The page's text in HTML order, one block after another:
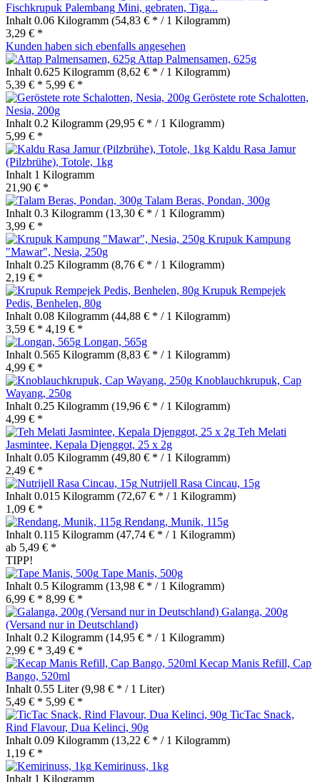
Fischkrupuk Palembang Mini, gebraten, Tiga...
Inhalt 0.06 Kilogramm (54,83 € * / 1 Kilogramm)
3,29 € *
Kunden haben sich ebenfalls angesehen
Attap Palmensamen, 625g
Inhalt 0.625 Kilogramm (8,62 € * / 1 Kilogramm)
5,39 € * 5,99 € *
Geröstete rote Schalotten,
Nesia, 200g
Inhalt 0.2 Kilogramm (29,95 € * / 1 Kilogramm)
5,99 € *
Kaldu Rasa Jamur
(Pilzbrühe), Totole, 1kg
Inhalt 1 Kilogramm
21,90 € *
Talam Beras, Pondan, 300g
Inhalt 0.3 Kilogramm (13,30 € * / 1 Kilogramm)
3,99 € *
Krupuk Kampung
"Mawar", Nesia, 250g
Inhalt 0.25 Kilogramm (8,76 € * / 1 Kilogramm)
2,19 € *
Krupuk Rempejek
Pedis, Benhelen, 80g
Inhalt 0.08 Kilogramm (44,88 € * / 1 Kilogramm)
3,59 € * 4,19 € *
Longan, 565g
Inhalt 0.565 Kilogramm (8,83 € * / 1 Kilogramm)
4,99 € *
Knoblauchkrupuk, Cap
Wayang, 250g
Inhalt 0.25 Kilogramm (19,96 € * / 1 Kilogramm)
4,99 € *
Teh Melati
Jasmintee, Kepala Djenggot, 25 x 2g
Inhalt 0.05 Kilogramm (49,80 € * / 1 Kilogramm)
2,49 € *
Nutrijell Rasa Cincau, 15g
Inhalt 0.015 Kilogramm (72,67 € * / 1 Kilogramm)
1,09 € *
Rendang, Munik, 115g
Inhalt 0.115 Kilogramm (47,74 € * / 1 Kilogramm)
ab 5,49 € *
TIPP!
Tape Manis, 500g
Inhalt 0.5 Kilogramm (13,98 € * / 1 Kilogramm)
6,99 € * 8,99 € *
Galanga, 200g
(Versand nur in Deutschland)
Inhalt 0.2 Kilogramm (14,95 € * / 1 Kilogramm)
2,99 € * 3,49 € *
Kecap Manis Refill, Cap
Bango, 520ml
Inhalt 0.55 Liter(9,98 € * / 1 Liter)
5,49 € * 5,99 € *
TicTac Snack,
Rind Flavour, Dua Kelinci, 90g
Inhalt 0.09 Kilogramm (13,22 € * / 1 Kilogramm)
1,19 € *
Kemirinuss, 1kg
Inhalt 1 Kilogramm